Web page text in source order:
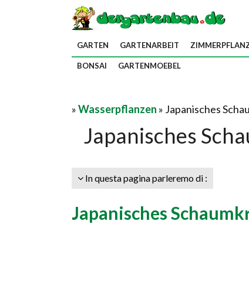
GARTEN GARTENARBEIT
BONSAI GARTENMOEBEL
»Wasserpflanzen » Japanisches
Japanisches
In questa pagina parleremo di :
Japanisches